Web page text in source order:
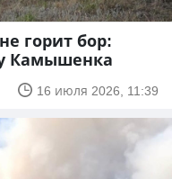
горит бор:
Камышенка
16 июля 2026, 11:39